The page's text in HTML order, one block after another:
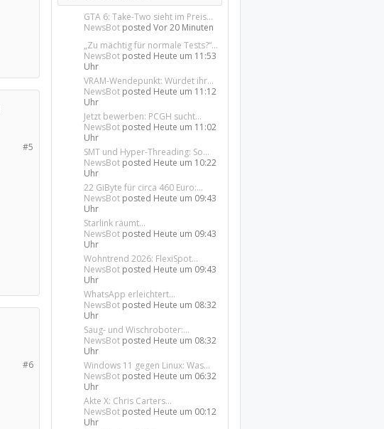
#5
#6
GTA 6: Take-Two sieht im Preis...
NewsBot postedVor 20 Minuten
„Zu mächtig für normale Tests?“...
NewsBot posted Heute um 11:53
Uhr
VRAM-Wendepunkt: Würdet ihr...
NewsBot posted Heute um 11:12
Uhr
Jetzt bewerben: PCGH sucht...
NewsBot posted Heute um 11:02
Uhr
SMT und Hyper-Threading: So...
NewsBot posted Heute um 10:22
Uhr
22 GiByte für circa 460 Euro:...
NewsBot posted Heute um 09:43
Uhr
Starlink räumt...
NewsBot posted Heute um 09:43
Uhr
Wohntrend 2026: FlexiSpot...
NewsBot posted Heute um 09:43
Uhr
WhatsApp erleichtert...
NewsBot posted Heute um 08:32
Uhr
Saug- und Wischroboter:...
NewsBot posted Heute um 08:32
Uhr
Windows 11 gegen Linux: Was...
NewsBot posted Heute um 06:32
Uhr
Akte X: Chris Carters...
NewsBot posted Heute um 00:12
Uhr